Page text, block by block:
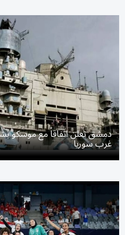
دمشق تعلن اتفاقاً مع موسكو
غرب سوريا